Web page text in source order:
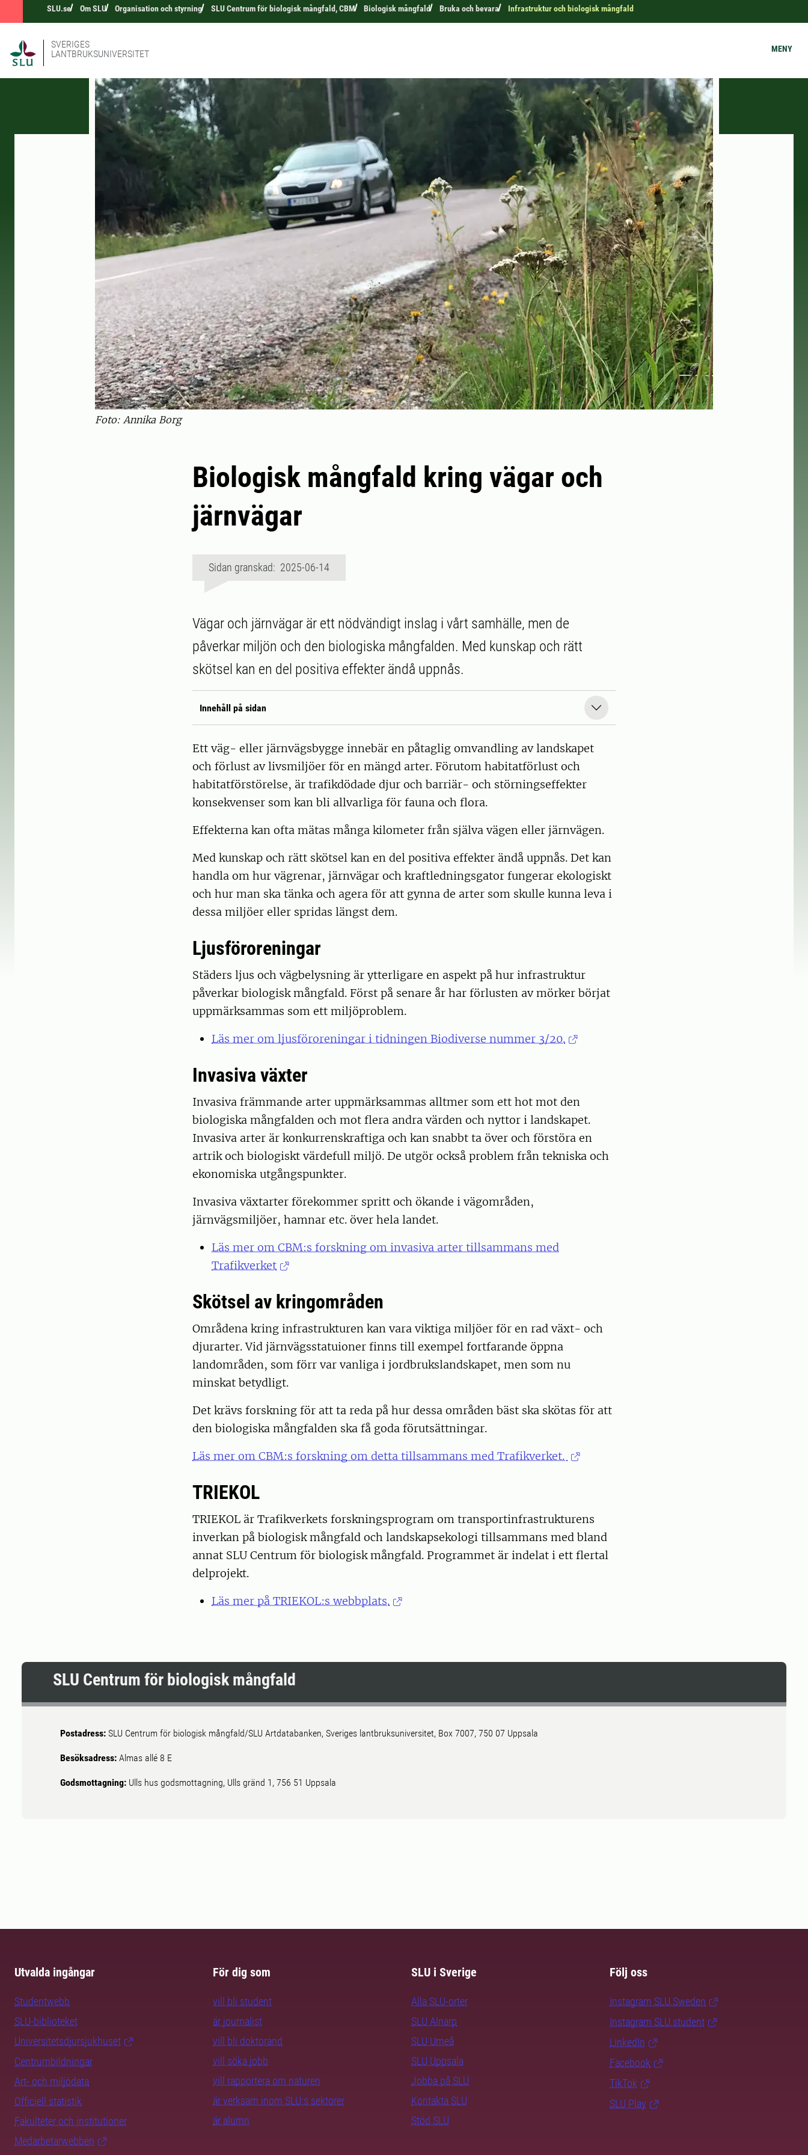
SLU.se Om SLU Organisation och styrning SLU Centrum för biologisk mångfald, CBM Biologisk mångfald Bruka och bevara Infrastruktur och biologisk mångfald
SVERIGES
LANTBRUKSUNIVERSITET
MENY
Foto: Annika Borg
Biologisk mångfald kring vägar och
järnvägar
Sidan granskad: 2025-06-14
Vägar och järnvägar är ett nödvändigt inslag i vårt samhälle, men de
påverkar miljön och den biologiska mångfalden. Med kunskap och rätt
skötsel kan en del positiva effekter ändå uppnås.
Innehåll på sidan
Ett väg- eller järnvägsbygge innebär en påtaglig omvandling av landskapet
och förlust av livsmiljöer för en mängd arter. Förutom habitatförlust och
habitatförstörelse, är trafikdödade djur och barriär- och störningseffekter
konsekvenser som kan bli allvarliga för fauna och flora.
Effekterna kan ofta mätas många kilometer från själva vägen eller järnvägen.
Med kunskap och rätt skötsel kan en del positiva effekter ändå uppnås. Det kan
handla om hur vägrenar, järnvägar och kraftledningsgator fungerar ekologiskt
och hur man ska tänka och agera för att gynna de arter som skulle kunna leva i
dessa miljöer eller spridas längst dem.
Ljusföroreningar
Städers ljus och vägbelysning är ytterligare en aspekt på hur infrastruktur
påverkar biologisk mångfald. Först på senare år har förlusten av mörker börjat
uppmärksammas som ett miljöproblem.
Läs mer om ljusföroreningar i tidningen Biodiverse nummer 3/20.
Invasiva växter
Invasiva främmande arter uppmärksammas alltmer som ett hot mot den
biologiska mångfalden och mot flera andra värden och nyttor i landskapet.
Invasiva arter är konkurrenskraftiga och kan snabbt ta över och förstöra en
artrik och biologiskt värdefull miljö. De utgör också problem från tekniska och
ekonomiska utgångspunkter.
Invasiva växtarter förekommer spritt och ökande i vägområden,
järnvägsmiljöer, hamnar etc. över hela landet.
Läs mer om CBM:s forskning om invasiva arter tillsammans med
Trafikverket
Skötsel av kringområden
Områdena kring infrastrukturen kan vara viktiga miljöer för en rad växt- och
djurarter. Vid järnvägsstatuioner finns till exempel fortfarande öppna
landområden, som förr var vanliga i jordbrukslandskapet, men som nu
minskat betydligt.
Det krävs forskning för att ta reda på hur dessa områden bäst ska skötas för att
den biologiska mångfalden ska få goda förutsättningar.
Läs mer om CBM:s forskning om detta tillsammans med Trafikverket.
TRIEKOL
TRIEKOL är Trafikverkets forskningsprogram om transportinfrastrukturens
inverkan på biologisk mångfald och landskapsekologi tillsammans med bland
annat SLU Centrum för biologisk mångfald. Programmet är indelat i ett flertal
delprojekt.
Läs mer på TRIEKOL:s webbplats.
SLU Centrum för biologisk mångfald
Postadress: SLU Centrum för biologisk mångfald/SLU Artdatabanken, Sveriges lantbruksuniversitet, Box 7007, 750 07 Uppsala
Besöksadress: Almas allé 8 E
Godsmottagning: Ulls hus godsmottagning, Ulls gränd 1, 756 51 Uppsala
Utvalda ingångar
Studentwebb
SLU-biblioteket
Universitetsdjursjukhuset
Centrumbildningar
Art- och miljödata
Officiell statistik
Fakulteter och institutioner
Medarbetarwebben
För dig som
vill bli student
är journalist
vill bli doktorand
vill söka jobb
vill rapportera om naturen
är verksam inom SLU:s sektorer
är alumn
SLU i Sverige
Alla SLU-orter
SLU Alnarp
SLU Umeå
SLU Uppsala
Jobba på SLU
Kontakta SLU
Stöd SLU
Följ oss
Instagram SLU.Sweden
Instagram SLU.student
LinkedIn
Facebook
TikTok
SLU Play